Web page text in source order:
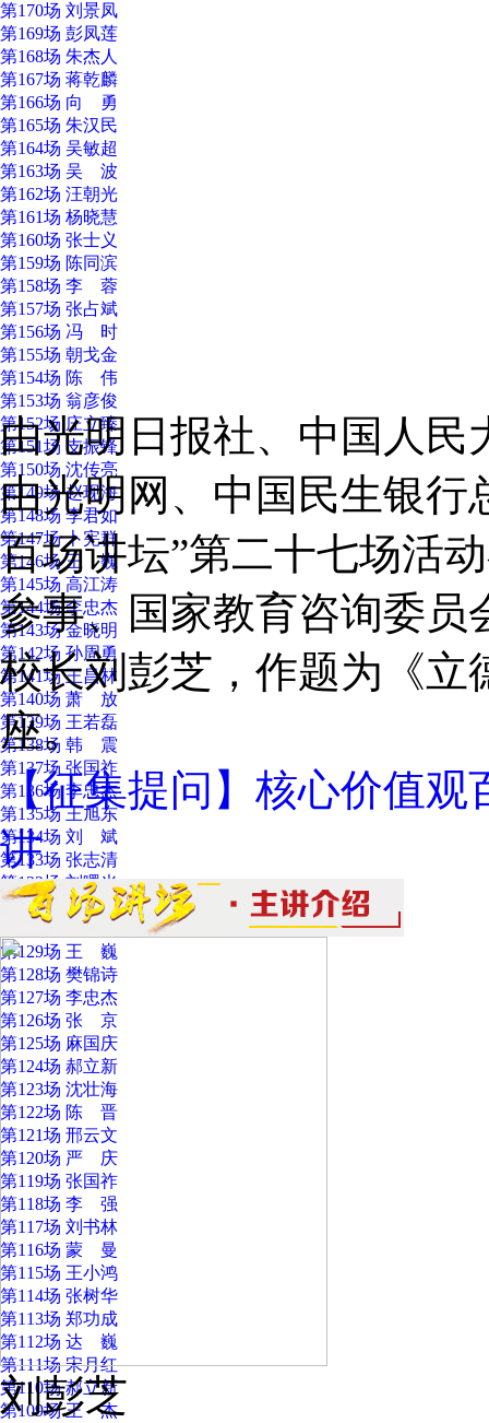
第170场 刘景凤
第169场 彭凤莲
第168场 朱杰人
第167场 蒋乾麟
第166场 向 勇
第165场 朱汉民
第164场 吴敏超
第163场 吴 波
第162场 汪朝光
第161场 杨晓慧
第160场 张士义
第159场 陈同滨
第158场 李 蓉
第157场 张占斌
第156场 冯 时
第155场 朝戈金
第154场 陈 伟
第153场 翁彦俊
第152场 庄立臻
第151场 支振锋
第150场 沈传亮
第149场 赵现海
第148场 李君如
第147场 卜宪群
第146场 王 巍
第145场 高江涛
第144场 李忠杰
第143场 金晓明
第142场 孙周勇
第141场 王昌林
第140场 萧 放
第139场 王若磊
第138场 韩 震
第137场 张国祚
第136场 李忠杰
第135场 王旭东
第134场 刘 斌
第133场 张志清
第132场 刘曙光
第131场 杭 侃
第130场 孙庆伟
第129场 王 巍
第128场 樊锦诗
第127场 李忠杰
第126场 张 京
第125场 麻国庆
第124场 郝立新
第123场 沈壮海
第122场 陈 晋
第121场 邢云文
第120场 严 庆
第119场 张国祚
第118场 李 强
第117场 刘书林
第116场 蒙 曼
第115场 王小鸿
第114场 张树华
第113场 郑功成
第112场 达 巍
第111场 宋月红
第110场 郝立新
第109场 王 杰
由光明日报社、中国人民
由光明网、中国民生银行
百场讲坛”第二十七场活
参事、国家教育咨询委员
校长刘彭芝，作题为《立
座。
【征集提问】核心价值观
讲
刘彭芝